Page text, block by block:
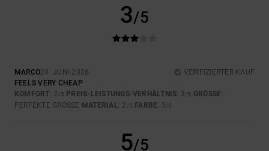
3/5
MARCO24. JUNI 2026
VERIFIZIERTER KAUF
FEELS VERY CHEAP
KOMFORT: 2/5 PREIS-LEISTUNGS-VERHÄLTNIS: 3/5 GRÖSSE :
PERFEKTE GRÖSSE MATERIAL : 2 /5 FARBE: 3/5
5/5